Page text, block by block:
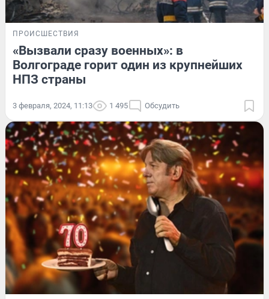
ПРОИСШЕСТВИЯ
«Вызвали сразу военных»: в
Волгограде горит один из крупнейших
НПЗ страны
3 февраля, 2024, 11:13 1 495 Обсудить